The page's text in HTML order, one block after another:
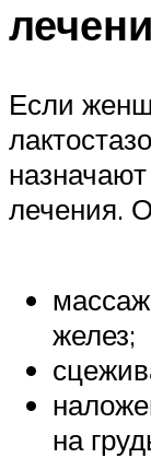
Если
лечения.
желез;
на